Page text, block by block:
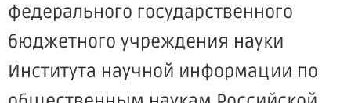
федерального государственного
бюджетного учреждения науки
Института научной информации по